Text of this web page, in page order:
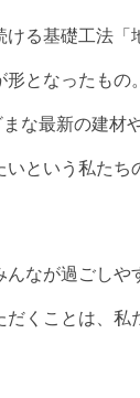
る基礎工法
となったも
な最新の建材
という私たち
んなが過ごし
くことは、私